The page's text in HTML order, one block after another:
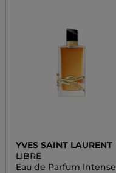
YVES SAINT LAURENT
LIBRE
Eau de Parfum Intense